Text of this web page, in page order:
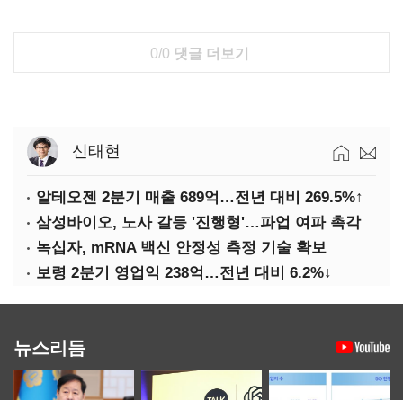
0/0 댓글 더보기
신태현
알테오젠 2분기 매출 689억…전년 대비 269.5%↑
삼성바이오, 노사 갈등 '진행형'…파업 여파 촉각
녹십자, mRNA 백신 안정성 측정 기술 확보
보령 2분기 영업익 238억…전년 대비 6.2%↓
뉴스리듬